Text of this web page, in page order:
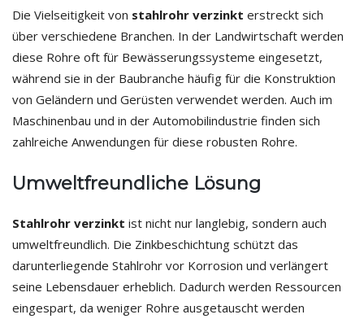
Die Vielseitigkeit von stahlrohr verzinkt erstreckt sich
über verschiedene Branchen. In der Landwirtschaft werden
diese Rohre oft für Bewässerungssysteme eingesetzt,
während sie in der Baubranche häufig für die Konstruktion
von Geländern und Gerüsten verwendet werden. Auch im
Maschinenbau und in der Automobilindustrie finden sich
zahlreiche Anwendungen für diese robusten Rohre.
Umweltfreundliche Lösung
Stahlrohr verzinkt ist nicht nur langlebig, sondern auch
umweltfreundlich. Die Zinkbeschichtung schützt das
darunterliegende Stahlrohr vor Korrosion und verlängert
seine Lebensdauer erheblich. Dadurch werden Ressourcen
eingespart, da weniger Rohre ausgetauscht werden